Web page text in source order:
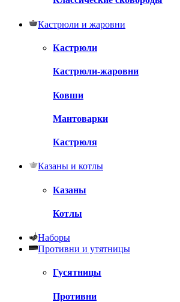
Кастрюли и жаровни
Кастрюли
Кастрюли-жаровни
Ковши
Мантоварки
Кастрюля
Казаны и котлы
Казаны
Котлы
Наборы
Противни и утятницы
Гусятницы
Противни